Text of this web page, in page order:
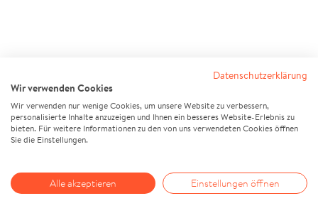
Datenschutzerklärung
Wir verwenden Cookies
Wir verwenden nur wenige Cookies, um unsere Website zu verbessern,
personalisierte Inhalte anzuzeigen und Ihnen ein besseres Website-Erlebnis zu
bieten. Für weitere Informationen zu den von uns verwendeten Cookies öffnen
Sie die Einstellungen.
Alle akzeptieren Einstellungen öffnen